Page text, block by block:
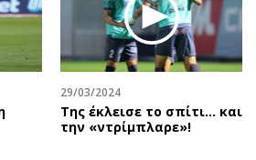
Ταξίδια
Συνταγές
Έξοδος
Media
Εκπομπές
29/03/2024
Της έκλεισε το σπίτι… και
την «ντρίμπλαρε»!